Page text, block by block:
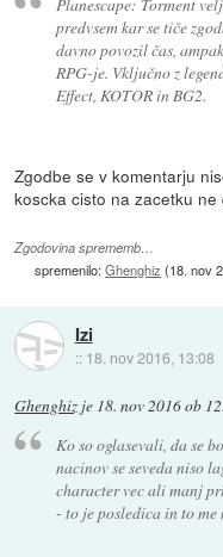
predvsem kar se tiče
davno povozil čas,
RPG-je. Vključno z
Effect, KOTOR in BG2.
Zgodbe se v komentarju
koscka cisto na zacetku
Zgodovina sprememb…
spremenilo:Ghenghiz (18. nov
Izi
:: 18. nov 2016, 13:08
Ghenghiz je 18. nov 2016 ob
Ko so oglasevali, da se
nacinov se seveda niso
character vec ali manj
- to je posledica in to me